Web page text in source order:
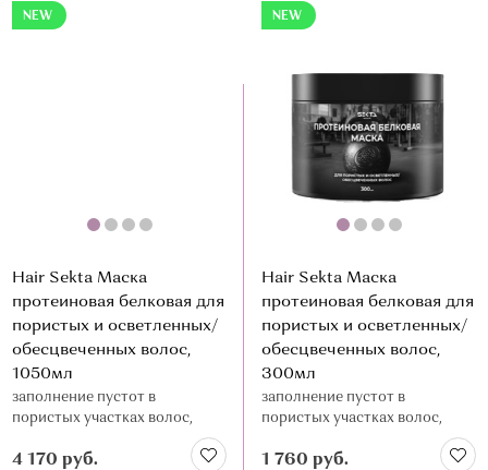
NEW
Hair Sekta Маска
протеиновая белковая для
пористых и осветленных/
обесцвеченных волос,
1050мл
заполнение пустот в
пористых участках волос,
идеальна после осветления/
обесцвечивания и перед
4 170 руб.
NEW
Hair Sekta Маска
протеиновая белковая для
пористых и осветленных/
обесцвеченных волос,
300мл
заполнение пустот в
пористых участках волос,
идеальна после осветления/
обесцвечивания и перед
1 760 руб.